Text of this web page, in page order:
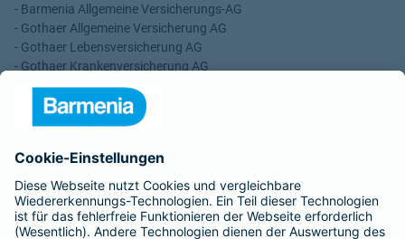
- Barmenia Allgemeine Versicherungs-AG
- Gothaer Allgemeine Versicherung AG
- Gothaer Lebensversicherung AG
- Gothaer Krankenversicherung AG
- ROLAND Rechtsschutz-Versicherungs-AG
- ROLAND Schutzbrief-Versicherung AG
Vergütungen, die in der zu entrichtenden Versicherungsprämie
enthalten sind.
Schlichtungsstellen